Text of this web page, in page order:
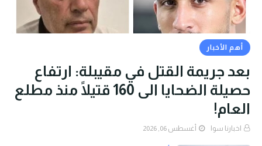
أهم الأخبار
بعد جريمة القتل في مقيبلة: ارتفاع
حصيلة الضحايا الى 160 قتيلًا منذ مطلع
العام!
اخبارنا سوا أغسطس 06, 2026